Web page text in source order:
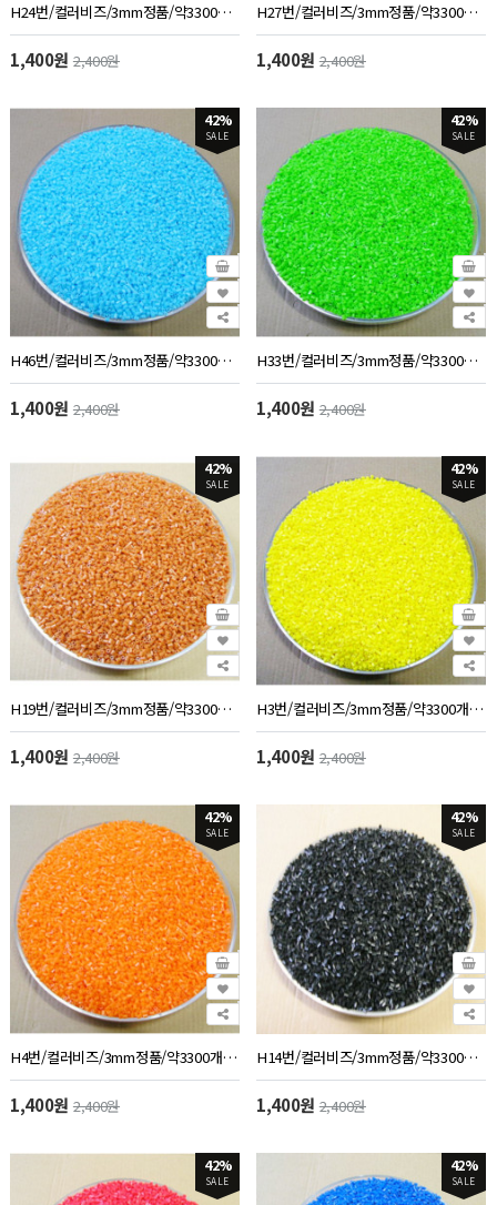
H24번/컬러비즈/3mm정품/약3300개/50g/투명분홍색
1,400원 2,400원
H27번/컬러비즈/3mm정품/약3300개/50g/보라색
1,400원2,400원
42%
SALE
H46번/컬러비즈/3mm정품/약3300개/50g/하늘색
1,400원 2,400원
42%
SALE
H33번/컬러비즈/3mm정품/약3300개/50g/연두색
1,400원2,400원
42%
SALE
H19번/컬러비즈/3mm정품/약3300개/50g/브라운색
1,400원 2,400원
42%
SALE
H3번/컬러비즈/3mm정품/약3300개/50g/노랑색
1,400원2,400원
42%
SALE
H4번/컬러비즈/3mm정품/약3300개/50g/오렌지색
1,400원 2,400원
42%
SALE
H14번/컬러비즈/3mm정품/약3300개/50g/검정색
1,400원2,400원
42%
SALE
42%
SALE